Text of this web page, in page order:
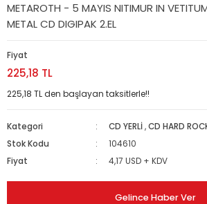
METAROTH - 5 MAYIS NITIMUR IN
METAL CD DIGIPAK 2.EL
Fiyat
225,18 TL
225,18 TL den başlayan taksitlerle!!
Kategori CD YERLİ ,CD HARD
Stok Kodu
104610
Fiyat
4,17 USD + KDV
Gelince Haber Ver